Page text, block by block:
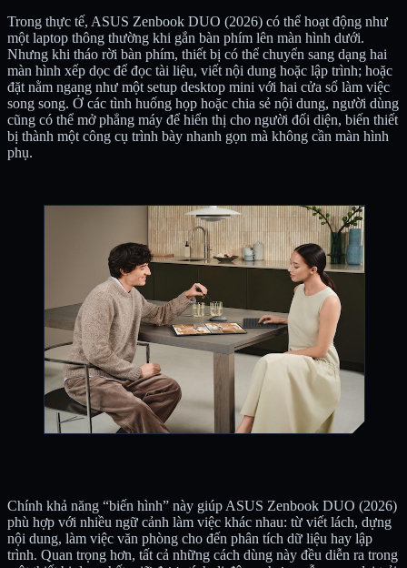
Trong thực tế, ASUS Zenbook DUO (2026) có thể hoạt động như
một laptop thông thường khi gắn bàn phím lên màn hình dưới.
Nhưng khi tháo rời bàn phím, thiết bị có thể chuyển sang dạng hai
màn hình xếp dọc để đọc tài liệu, viết nội dung hoặc lập trình; hoặc
đặt nằm ngang như một setup desktop mini với hai cửa sổ làm việc
song song. Ở các tình huống họp hoặc chia sẻ nội dung, người dùng
cũng có thể mở phẳng máy để hiển thị cho người đối diện, biến thiết
bị thành một công cụ trình bày nhanh gọn mà không cần màn hình
phụ.
Chính khả năng “biến hình” này giúp ASUS Zenbook DUO (2026)
phù hợp với nhiều ngữ cảnh làm việc khác nhau: từ viết lách, dựng
nội dung, làm việc văn phòng cho đến phân tích dữ liệu hay lập
trình. Quan trọng hơn, tất cả những cách dùng này đều diễn ra trong